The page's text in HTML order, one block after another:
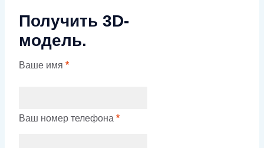
Получить 3D-
модель.
Ваше имя *
Ваш номер телефона *